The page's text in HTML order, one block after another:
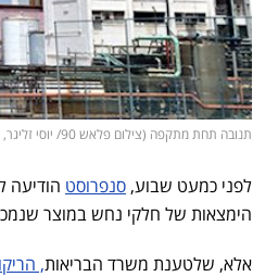
תנובה תחת מתקפה (צילום פלאש 90/ יוסי זליגר, מסך חדשות 13)
לפני כמעט שבוע, סנפרוסט הודיעה
הימצאות של חלקי נחש במוצר
אלא, שלטענת משרד הבריאות,